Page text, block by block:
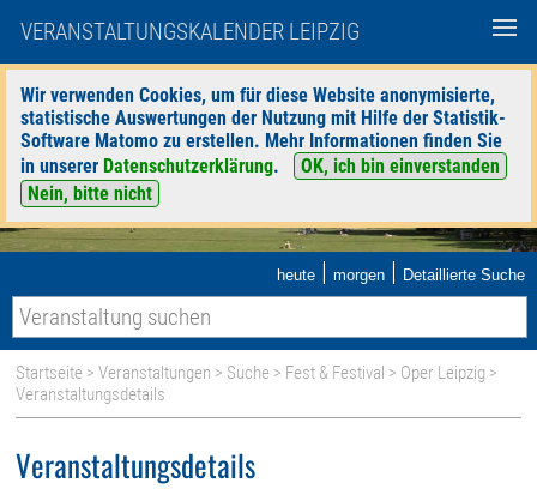
VERANSTALTUNGSKALENDER LEIPZIG
Wir verwenden Cookies, um für diese Website anonymisierte,
statistische Auswertungen der Nutzung mit Hilfe der Statistik-
Software Matomo zu erstellen. Mehr Informationen finden Sie
in unserer Datenschutzerklärung.
OK, ich bin einverstanden
Nein, bitte nicht
heute | morgen | Detaillierte Suche
Startseite >Veranstaltungen > Suche > Fest & Festival > Oper Leipzig >
Veranstaltungsdetails
Veranstaltungsdetails